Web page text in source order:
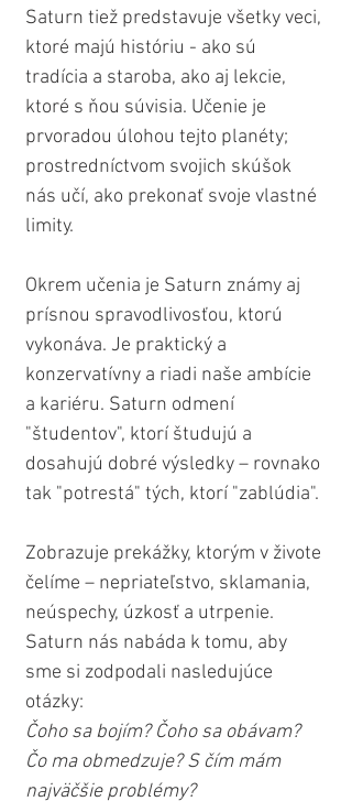
Saturn tiež predstavuje všetky veci,
ktoré majú históriu - ako sú
tradícia a staroba, ako aj lekcie,
ktoré s ňou súvisia. Učenie je
prvoradou úlohou tejto planéty;
prostredníctvom svojich skúšok
nás učí, ako prekonať svoje vlastné
limity.
Okrem učenia je Saturn známy aj
prísnou spravodlivosťou, ktorú
vykonáva. Je praktický a
konzervatívny a riadi naše ambície
a kariéru. Saturn odmení
"študentov", ktorí študujú a
dosahujú dobré výsledky – rovnako
tak "potrestá" tých, ktorí "zablúdia".
Zobrazuje prekážky, ktorým v živote
čelíme – nepriateľstvo, sklamania,
neúspechy, úzkosť a utrpenie.
Saturn nás nabáda k tomu, aby
sme si zodpodali nasledujúce
otázky:
Čoho sa bojím? Čoho sa obávam?
Čo ma obmedzuje? S čím mám
najväčšie problémy?